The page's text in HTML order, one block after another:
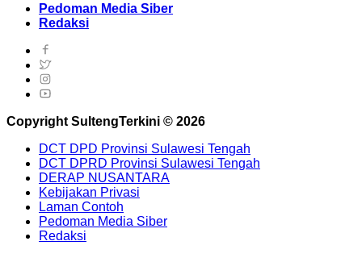
Pedoman Media Siber
Redaksi
Copyright SultengTerkini © 2026
DCT DPD Provinsi Sulawesi Tengah
DCT DPRD Provinsi Sulawesi Tengah
DERAP NUSANTARA
Kebijakan Privasi
Laman Contoh
Pedoman Media Siber
Redaksi